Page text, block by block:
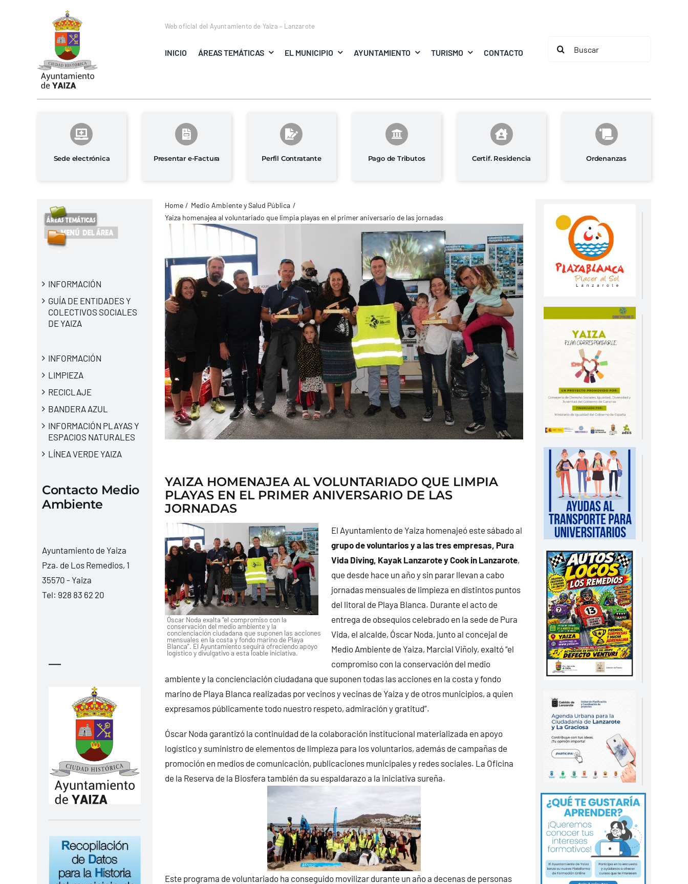
Web oficial del Ayuntamiento de Yaiza – Lanzarote
INICIO ÁREAS TEMÁTICAS EL MUNICIPIO AYUNTAMIENTO TURISMO CONTACTO
Buscar:
Sede electrónica Presentar e-Factura Perfil Contratante Pago de Tributos Certif. Residencia Ordenanzas
INFORMACIÓN
GUÍA DE ENTIDADES Y
COLECTIVOS SOCIALES
DE YAIZA
INFORMACIÓN
LIMPIEZA
RECICLAJE
BANDERA AZUL
INFORMACIÓN PLAYAS Y
ESPACIOS NATURALES
LÍNEA VERDE YAIZA
Contacto Medio
Ambiente
Ayuntamiento de Yaiza
Pza. de Los Remedios, 1
35570 - Yaiza
Tel: 928 83 62 20
—
Home
Medio Ambiente y Salud Pública
Yaiza homenajea al voluntariado que limpia playas en el primer aniversario de las jornadas
YAIZA HOMENAJEA AL VOLUNTARIADO QUE LIMPIA
PLAYAS EN EL PRIMER ANIVERSARIO DE LAS
JORNADAS
Óscar Noda exalta “el compromiso con la
conservación del medio ambiente y la
concienciación ciudadana que suponen las acciones
mensuales en la costa y fondo marino de Playa
Blanca”. El Ayuntamiento seguirá ofreciendo apoyo
logístico y divulgativo a esta loable iniciativa.
El Ayuntamiento de Yaiza homenajeó este sábado al
grupo de voluntarios y a las tres empresas, Pura
Vida Diving, Kayak Lanzarote y Cook in Lanzarote,
que desde hace un año y sin parar llevan a cabo
jornadas mensuales de limpieza en distintos puntos
del litoral de Playa Blanca. Durante el acto de
entrega de obsequios celebrado en la sede de Pura
Vida, el alcalde, Óscar Noda, junto al concejal de
Medio Ambiente de Yaiza, Marcial Viñoly, exaltó “el
compromiso con la conservación del medio
ambiente y la concienciación ciudadana que suponen todas las acciones en la costa y fondo
marino de Playa Blanca realizadas por vecinos y vecinas de Yaiza y de otros municipios, a quien
expresamos públicamente todo nuestro respeto, admiración y gratitud”.
Óscar Noda garantizó la continuidad de la colaboración institucional materializada en apoyo
logístico y suministro de elementos de limpieza para los voluntarios, además de campañas de
promoción en medios de comunicación, publicaciones municipales y redes sociales. La Oficina
de la Reserva de la Biosfera también da su espaldarazo a la iniciativa sureña.
Este programa de voluntariado ha conseguido movilizar durante un año a decenas de personas